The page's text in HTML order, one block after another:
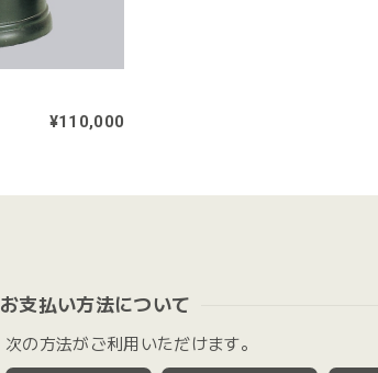
¥110,000
お支払い方法について
次の方法がご利用いただけます。